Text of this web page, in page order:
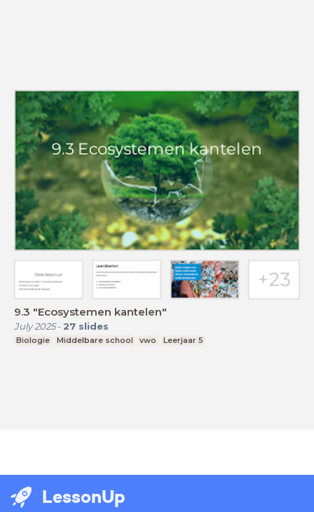
9.3 "Ecosystemen kantelen"
July 2025- 27 slides
Biologie Middelbare school vwo Leerjaar 5
LessonUp